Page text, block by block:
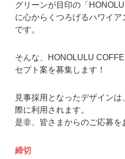
グリーンが目印の「
に心からくつろげるハワイ
です。
そんな、HONOLULU
セプト案を募集します！
見事採用となったデザイン
際に利用されます。
是非、皆さまからのご応募を
締切